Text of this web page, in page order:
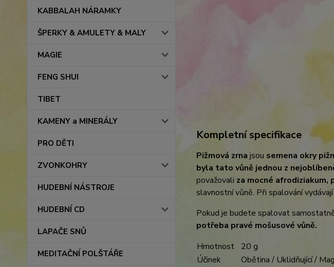
KABBALAH NÁRAMKY
ŠPERKY & AMULETY & MALY
MAGIE
FENG SHUI
TIBET
KAMENY a MINERÁLY
PRO DĚTI
ZVONKOHRY
HUDEBNÍ NÁSTROJE
HUDEBNÍ CD
LAPAČE SNŮ
MEDITAČNÍ POLŠTÁŘE
Kompletní specifikace
Pižmová zrna jsou semena okry
byla tato vůně jednou z
považovali za mocné
slavnostní vůně. Při spalování
Pokud je budete spalovat
potřeba pravé mošusové vůně.
Hmotnost
20 g
Účinek
Obětina / Uklidňující /